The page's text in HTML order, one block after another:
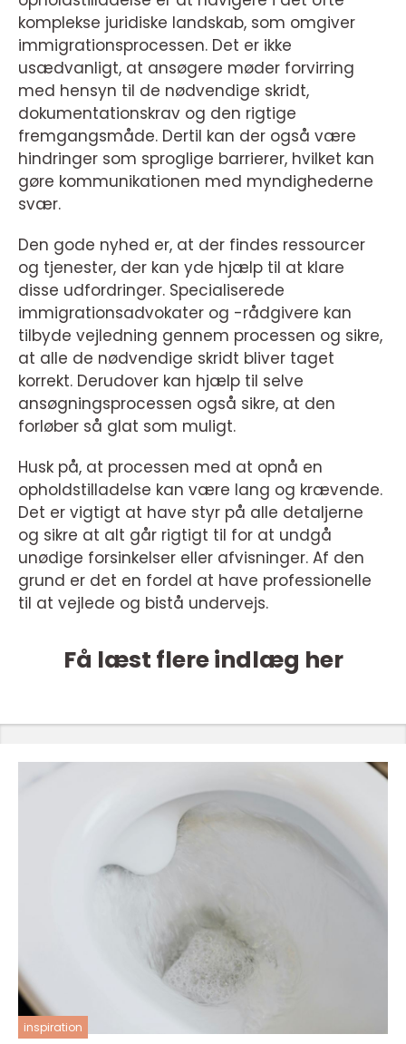
komplekse juridiske landskab, som omgiver
immigrationsprocessen. Det er ikke
usædvanligt, at ansøgere møder forvirring
med hensyn til de nødvendige skridt,
dokumentationskrav og den rigtige
fremgangsmåde. Dertil kan der også være
hindringer som sproglige barrierer, hvilket kan
gøre kommunikationen med myndighederne
svær.
Den gode nyhed er, at der findes ressourcer
og tjenester, der kan yde hjælp til at klare
disse udfordringer. Specialiserede
immigrationsadvokater og -rådgivere kan
tilbyde vejledning gennem processen og sikre,
at alle de nødvendige skridt bliver taget
korrekt. Derudover kan hjælp til selve
ansøgningsprocessen også sikre, at den
forløber så glat som muligt.
Husk på, at processen med at opnå en
opholdstilladelse kan være lang og krævende.
Det er vigtigt at have styr på alle detaljerne
og sikre at alt går rigtigt til for at undgå
unødige forsinkelser eller afvisninger. Af den
grund er det en fordel at have professionelle
til at vejlede og bistå undervejs.
Få læst flere indlæg her
inspiration